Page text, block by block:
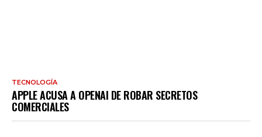
TECNOLOGÍA
APPLE ACUSA A OPENAI DE ROBAR SECRETOS
COMERCIALES